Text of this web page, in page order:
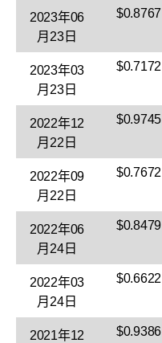
2023年06
月23日
$0.8767
2023年03
月23日
$0.7172
2022年12
月22日
$0.9745
2022年09
月22日
$0.7672
2022年06
月24日
$0.8479
2022年03
月24日
$0.6622
2021年12
$0.9386